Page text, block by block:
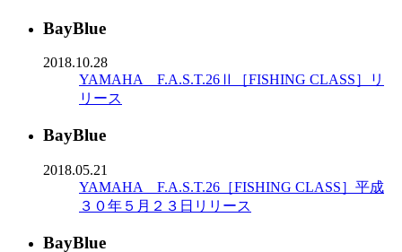
BayBlue
2018.10.28
YAMAHA F.A.S.T.26Ⅱ［FISHING CLASS］リ
リース
BayBlue
2018.05.21
YAMAHA F.A.S.T.26［FISHING CLASS］平成
３０年５月２３日リリース
BayBlue